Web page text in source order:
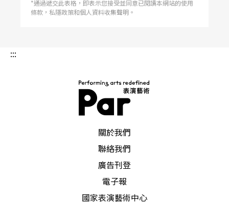
*通過遞交此表格，即表示您接受並同意已閱讀本網站的使用
條款，私隱政策和個人資料收集聲明。
:::
關於我們
聯絡我們
廣告刊登
電子報
國家表演藝術中心